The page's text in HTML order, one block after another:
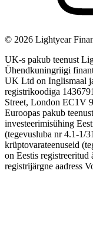
© 2026 Lightyear
UK-s pakub teenust
Ühendkuningriigi
UK Ltd on Inglismaal
registrikoodiga
Street, London EC1V
Euroopas pakub
investeerimisühing
(tegevusluba nr 4.1-1/
krüptovarateenuseid
on Eestis
registrijärgne aadress